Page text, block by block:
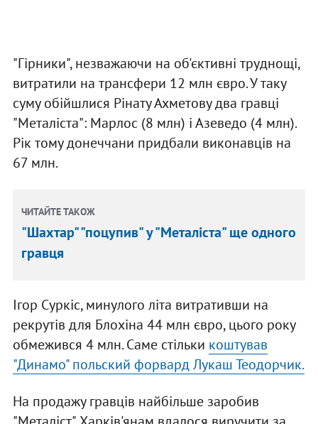
"Гірники", незважаючи на об'єктивні труднощі,
витратили на трансфери 12 млн євро. У таку
суму обійшлися Рінату Ахметову два гравці
"Металіста": Марлос (8 млн) і Азеведо (4 млн).
Рік тому донеччани придбали виконавців на
67 млн.
ЧИТАЙТЕ ТАКОЖ
"Шахтар" "поцупив" у "Металіста" ще одного
гравця
Ігор Суркіс, минулого літа витративши на
рекрутів для Блохіна 44 млн євро, цього року
обмежився 4 млн. Саме стільки коштував
"Динамо" польский форвард Лукаш Теодорчик.
На продажу гравців найбільше заробив